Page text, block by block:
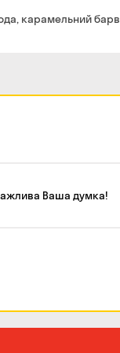
карамельний
Ваша думка!